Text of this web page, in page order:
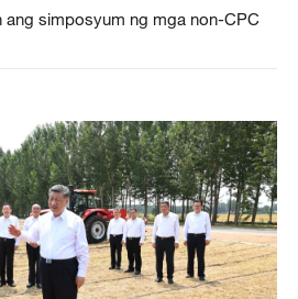
ang simposyum ng mga non-CPC